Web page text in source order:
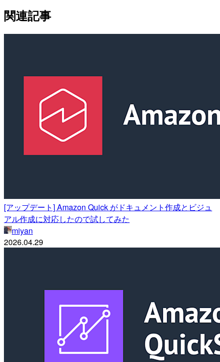
関連記事
[アップデート] Amazon Quick がドキュメント作成とビジュ
アル作成に対応したので試してみた
miyan
2026.04.29